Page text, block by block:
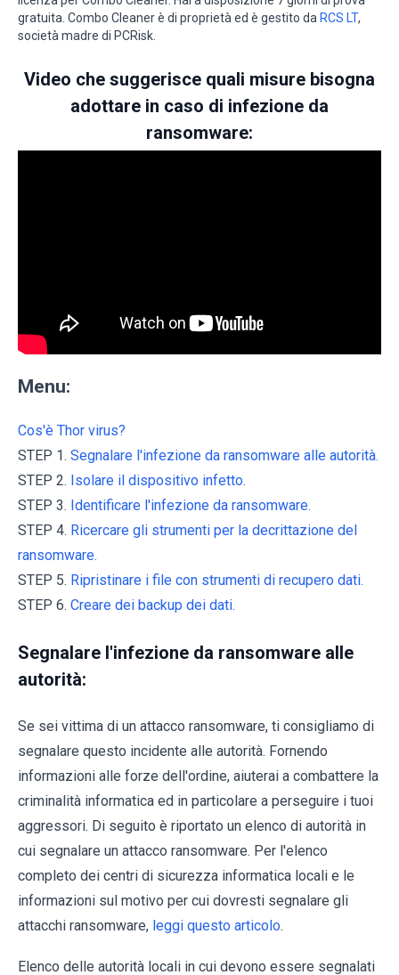
gratuita. Combo Cleaner è di proprietà ed è gestito da RCS LT,
società madre di PCRisk.
Video che suggerisce quali misure bisogna
adottare in caso di infezione da
ransomware:
Menu:
Cos'è Thor virus?
STEP 1. Segnalare l'infezione da ransomware alle autorità.
STEP 2. Isolare il dispositivo infetto.
STEP 3. Identificare l'infezione da ransomware.
STEP 4. Ricercare gli strumenti per la decrittazione del
ransomware.
STEP 5. Ripristinare i file con strumenti di recupero dati.
STEP 6. Creare dei backup dei dati.
Segnalare l'infezione da ransomware alle
autorità:
Se sei vittima di un attacco ransomware, ti consigliamo di
segnalare questo incidente alle autorità. Fornendo
informazioni alle forze dell'ordine, aiuterai a combattere la
criminalità informatica ed in particolare a perseguire i tuoi
aggressori. Di seguito è riportato un elenco di autorità in
cui segnalare un attacco ransomware. Per l'elenco
completo dei centri di sicurezza informatica locali e le
informazioni sul motivo per cui dovresti segnalare gli
attacchi ransomware, leggi questo articolo.
Elenco delle autorità locali in cui devono essere segnalati